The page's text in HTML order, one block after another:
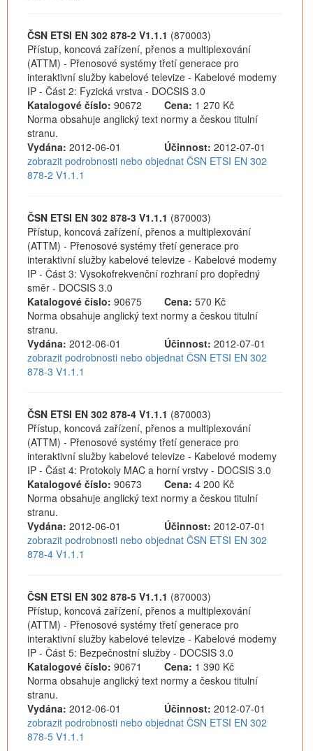
ČSN ETSI EN 302 878-2 V1.1.1 (870003)
Přístup, koncová zařízení, přenos a multiplexování
(ATTM) - Přenosové systémy třetí generace pro
interaktivní služby kabelové televize - Kabelové modemy
IP - Část 2: Fyzická vrstva - DOCSIS 3.0
Katalogové číslo: 90672 Cena: 1 270 Kč
Norma obsahuje anglický text normy a českou titulní
stranu.
Vydána: 2012-06-01 Účinnost: 2012-07-01
zobrazit podrobnosti nebo objednat ČSN ETSI EN 302
878-2 V1.1.1
ČSN ETSI EN 302 878-3 V1.1.1 (870003)
Přístup, koncová zařízení, přenos a multiplexování
(ATTM) - Přenosové systémy třetí generace pro
interaktivní služby kabelové televize - Kabelové modemy
IP - Část 3: Vysokofrekvenční rozhraní pro dopředný
směr - DOCSIS 3.0
Katalogové číslo: 90675 Cena: 570 Kč
Norma obsahuje anglický text normy a českou titulní
stranu.
Vydána: 2012-06-01 Účinnost: 2012-07-01
zobrazit podrobnosti nebo objednat ČSN ETSI EN 302
878-3 V1.1.1
ČSN ETSI EN 302 878-4 V1.1.1 (870003)
Přístup, koncová zařízení, přenos a multiplexování
(ATTM) - Přenosové systémy třetí generace pro
interaktivní služby kabelové televize - Kabelové modemy
IP - Část 4: Protokoly MAC a horní vrstvy - DOCSIS 3.0
Katalogové číslo: 90673 Cena: 4 200 Kč
Norma obsahuje anglický text normy a českou titulní
stranu.
Vydána: 2012-06-01 Účinnost: 2012-07-01
zobrazit podrobnosti nebo objednat ČSN ETSI EN 302
878-4 V1.1.1
ČSN ETSI EN 302 878-5 V1.1.1 (870003)
Přístup, koncová zařízení, přenos a multiplexování
(ATTM) - Přenosové systémy třetí generace pro
interaktivní služby kabelové televize - Kabelové modemy
IP - Část 5: Bezpečnostní služby - DOCSIS 3.0
Katalogové číslo: 90671 Cena: 1 390 Kč
Norma obsahuje anglický text normy a českou titulní
stranu.
Vydána: 2012-06-01 Účinnost: 2012-07-01
zobrazit podrobnosti nebo objednat ČSN ETSI EN 302
878-5 V1.1.1